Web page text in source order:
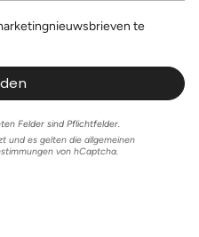
te
Felder sind Pflichtfelder.
und es gelten die allgemeinen
von hCaptcha.